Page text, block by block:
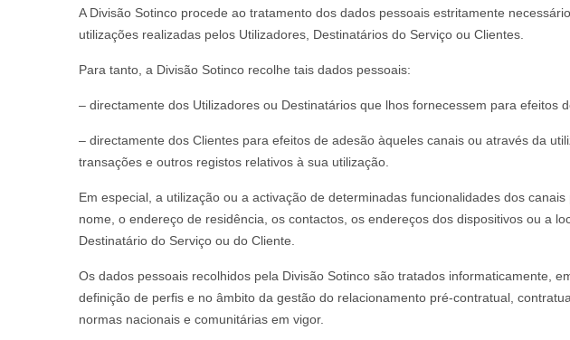
A Divisão Sotinco procede ao tratamento dos dados pessoais estritamente
utilizações realizadas pelos Utilizadores, Destinatários do Serviço ou Clientes.
Para tanto, a Divisão Sotinco recolhe tais dados pessoais:
– directamente dos Utilizadores ou Destinatários que lhos fornecessem para efeitos
– directamente dos Clientes para efeitos de adesão àqueles canais ou através da
transações e outros registos relativos à sua utilização.
Em especial, a utilização ou a activação de determinadas funcionalidades dos
nome, o endereço de residência, os contactos, os endereços dos dispositivos ou a
Destinatário do Serviço ou do Cliente.
Os dados pessoais recolhidos pela Divisão Sotinco são tratados informaticamente,
definição de perfis e no âmbito da gestão do relacionamento pré-contratual,
normas nacionais e comunitárias em vigor.